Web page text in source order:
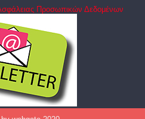
Ασφάλειας Προσωπικών Δεδομένων